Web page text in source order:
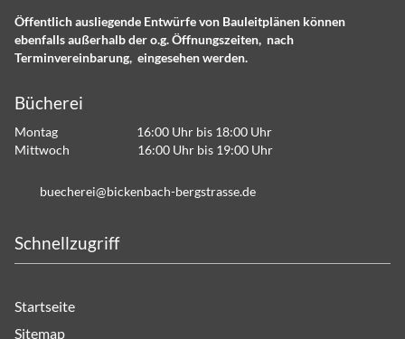
Öffentlich ausliegende Entwürfe von Bauleitplänen können
ebenfalls außerhalb der o.g. Öffnungszeiten, nach
Terminvereinbarung, eingesehen werden.
Bücherei
Montag 16:00 Uhr bis 18:00 Uhr
Mittwoch 16:00 Uhr bis 19:00 Uhr
b ch r b ck nb ch-b rgstr ss d
Schnellzugriff
Startseite
Sitemap